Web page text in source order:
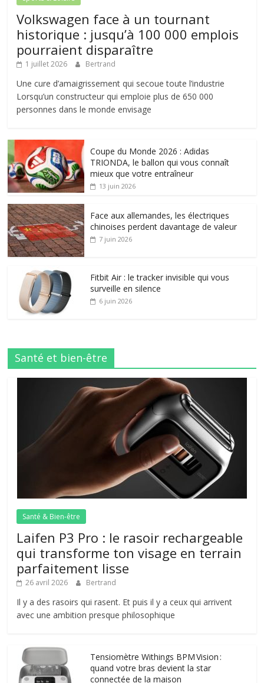
Volkswagen face à un tournant
historique : jusqu’à 100 000 emplois
pourraient disparaître
1 juillet 2026 Bertrand
Une cure d’amaigrissement qui secoue toute l’industrie
Lorsqu’un constructeur qui emploie plus de 650 000
personnes dans le monde envisage
Coupe du Monde 2026 : Adidas
TRIONDA, le ballon qui vous connaît
mieux que votre entraîneur
13 juin 2026
Face aux allemandes, les électriques
chinoises perdent davantage de valeur
7 juin 2026
Fitbit Air : le tracker invisible qui vous
surveille en silence
6 juin 2026
Santé et bien-être
Santé & Bien-être
Laifen P3 Pro : le rasoir rechargeable
qui transforme ton visage en terrain
parfaitement lisse
26 avril 2026 Bertrand
Il y a des rasoirs qui rasent. Et puis il y a ceux qui arrivent
avec une ambition presque philosophique
Tensiomètre Withings BPM Vision :
quand votre bras devient la star
connectée de la maison